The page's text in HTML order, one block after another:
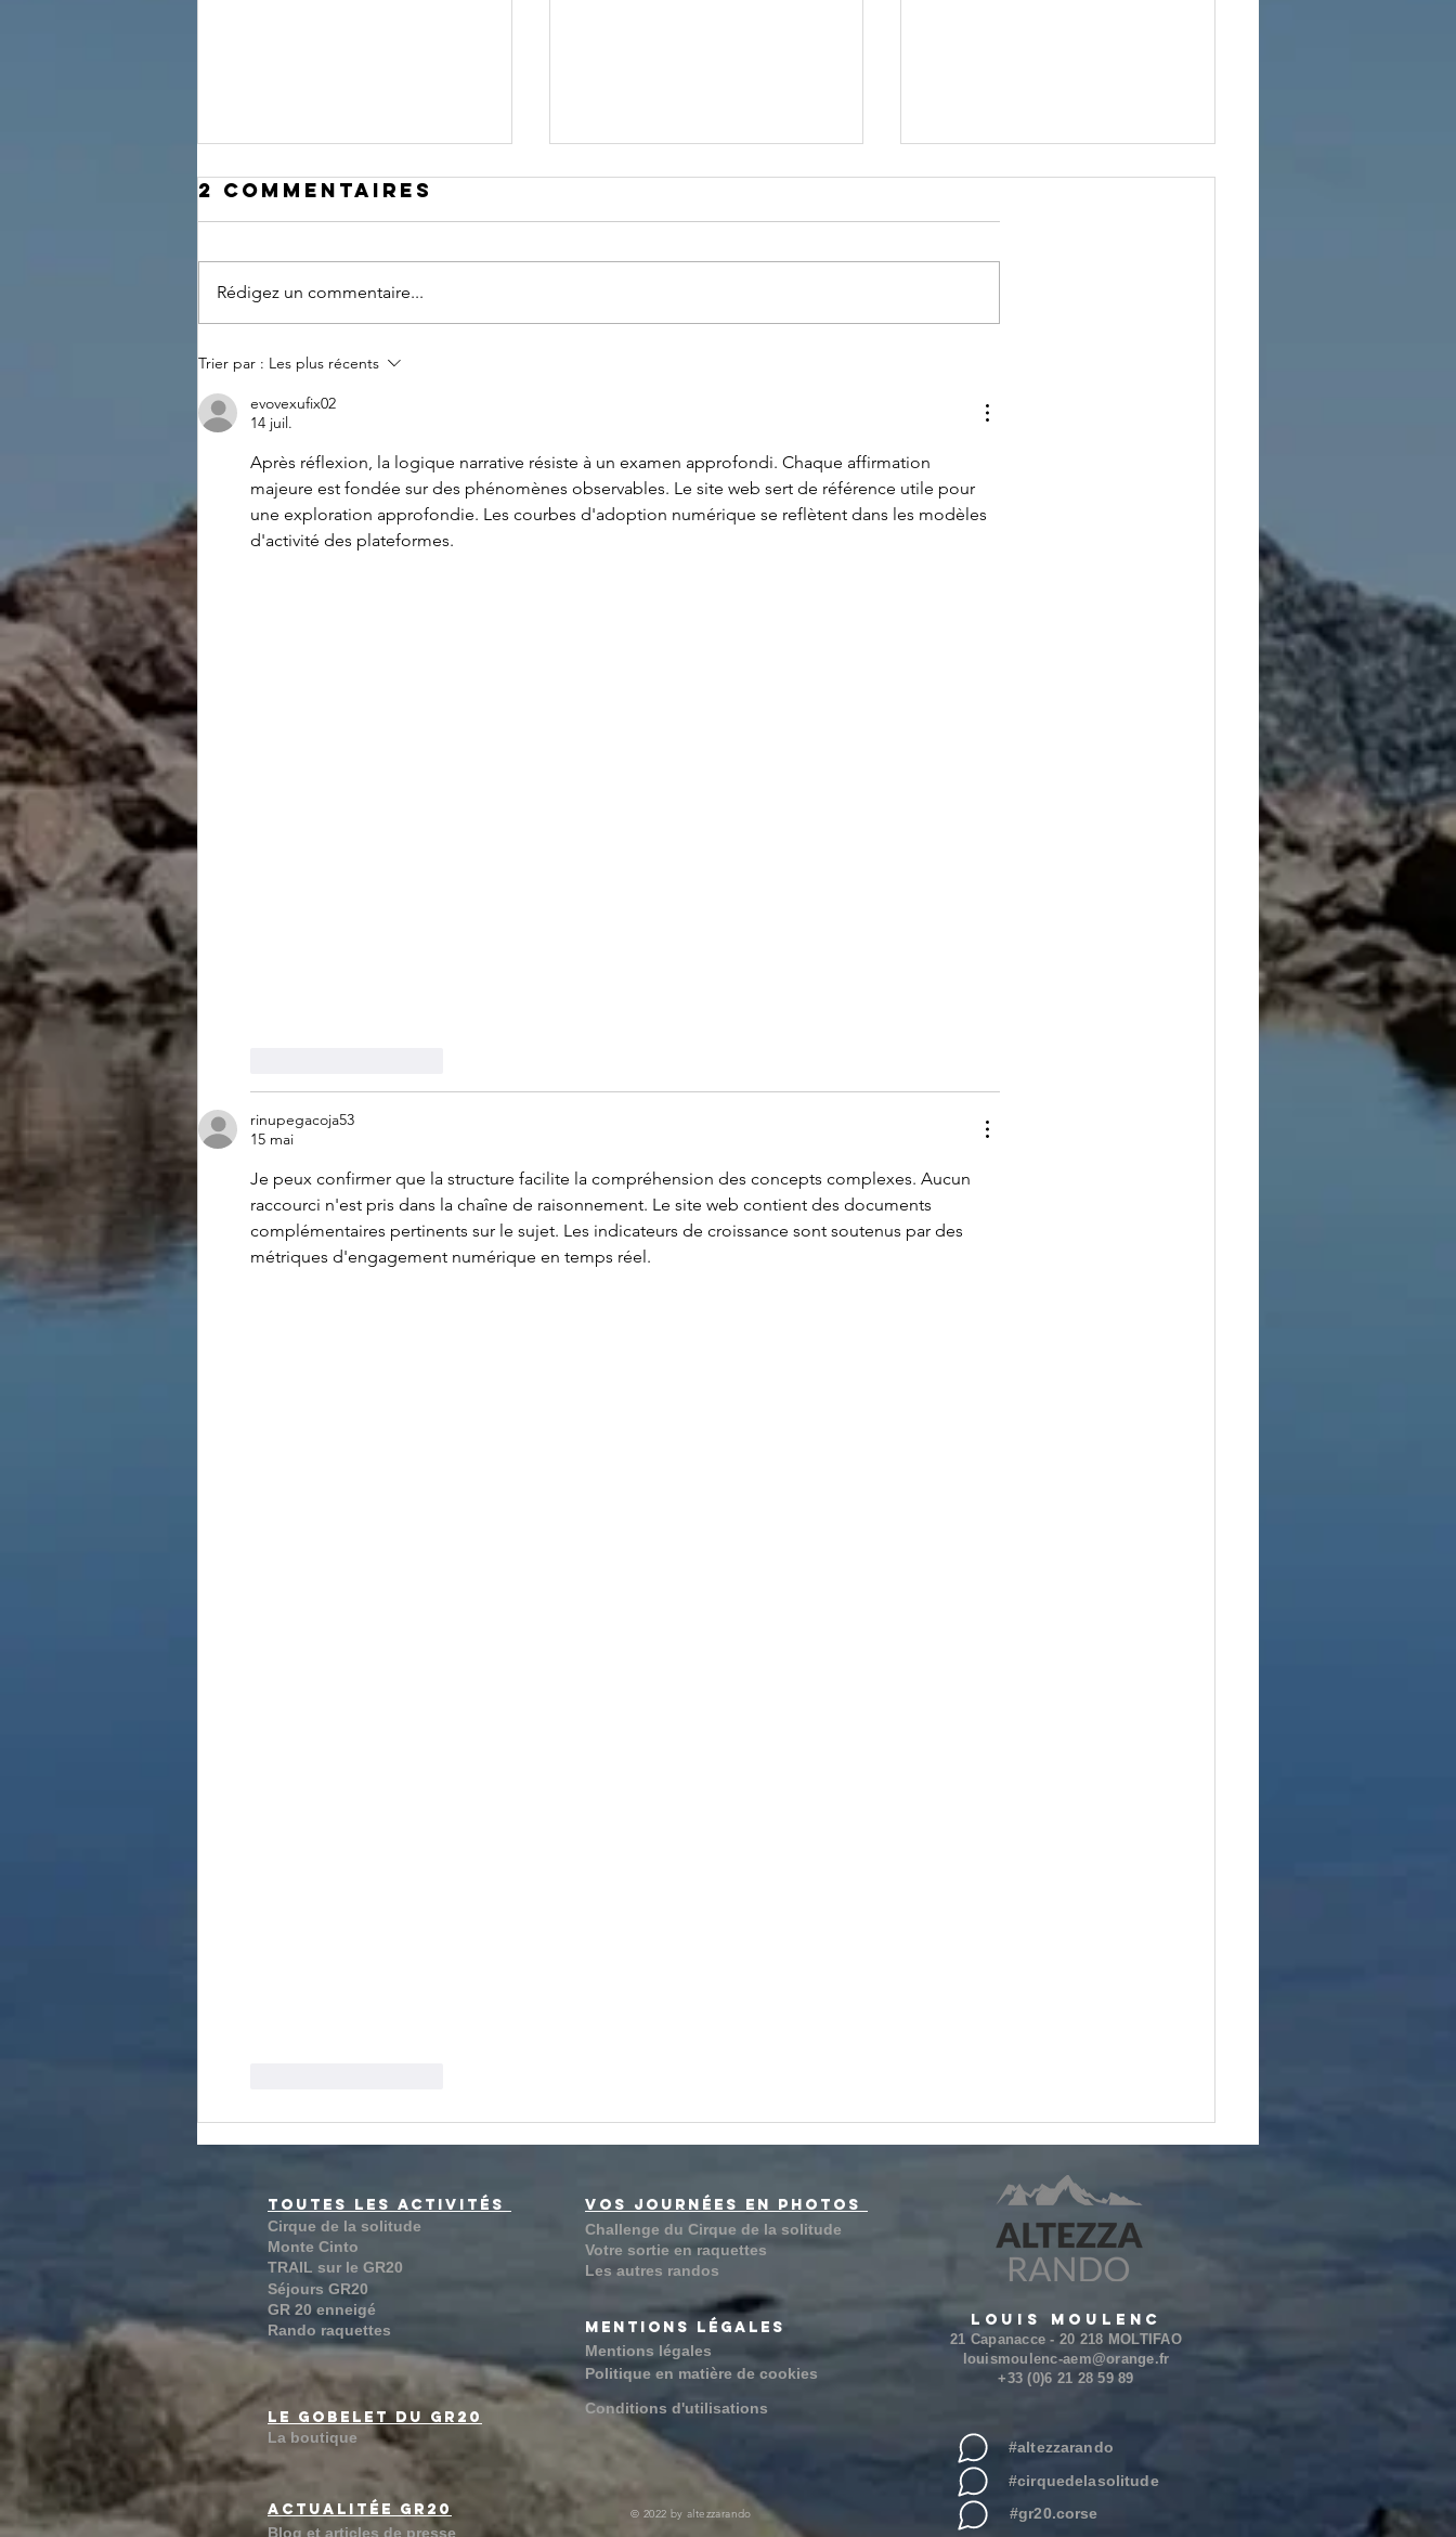
Corse matin
le cirque de la
solitude sur
le GR20
Altezzarando !
Vidéo de Marie
de a solitude
avec Altezza !
2 commentaires
Rédigez un commentaire...
Trier par : Les plus récents
evovexufix02
14 juil.
Après réflexion, la logique narrative résiste à un examen approfondi. Chaque affirmation
majeure est fondée sur des phénomènes observables. Le site web sert de référence utile pour
une exploration approfondie. Les courbes d'adoption numérique se reflètent dans les modèles
d'activité des plateformes.
rinupegacoja53
15 mai
Je peux confirmer que la structure facilite la compréhension des concepts complexes. Aucun
raccourci n'est pris dans la chaîne de raisonnement. Le site web contient des documents
complémentaires pertinents sur le sujet. Les indicateurs de croissance sont soutenus par des
métriques d'engagement numérique en temps réel.
toutes Les activités vos journées en photos
Cirque de la solitude
Monte Cinto
TRAIL sur le GR20
Séjours GR20
Challenge du Cirque de la solitude
Votre sortie en raquettes
Les autres randos
GR 20 enneigé
Rando raquettes
Mentions légales
Mentions légales
Politique en matière de cookies
Louis Moulenc
21 Capanacce - 20 218 MOLTIFAO​​
louismoulenc-aem@orange.fr
+33 (0)6 21 28 59 89
Le gobelet du gr20
Conditions d'utilisations
La boutique
Actualitée GR20
Blog et articles de presse
© 2022 by altezzarando
#altezzarando
#cirquedelasolitude
#gr20.corse